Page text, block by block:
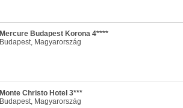
Mercure Budapest Korona 4****
Budapest, Magyarország
Monte Christo Hotel 3***
Budapest, Magyarország